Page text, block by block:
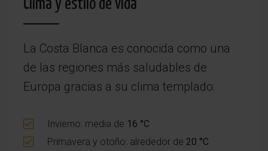
Clima y estilo de vida
La Costa Blanca es conocida como una
de las regiones más saludables de
Europa gracias a su clima templado:
Invierno: media de 16 °C
Primavera y otoño: alrededor de 20 °C